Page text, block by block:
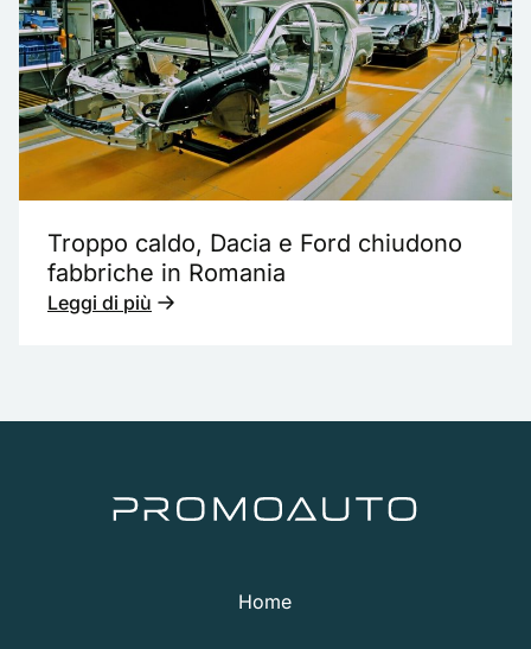
Troppo caldo, Dacia e Ford chiudono
fabbriche in Romania
Leggi di più
Home